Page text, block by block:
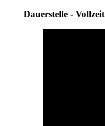
Dauerstelle - Vollzeit